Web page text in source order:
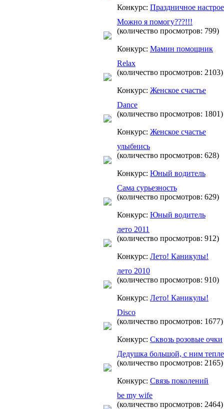
Конкурс: Праздничное
Можно я помогу???!!!
(количество просмотров: 799)
Конкурс: Мамин помощник
Relax
(количество просмотров: 2103)
Конкурс: Женское счастье
Dance
(количество просмотров: 1801)
Конкурс: Женское счастье
улыбнись
(количество просмотров: 628)
Конкурс: Юный водитель
Сама сурьезность
(количество просмотров: 629)
Конкурс: Юный водитель
лето 2011
(количество просмотров: 912)
Конкурс: Лето! Каникулы!
лето 2010
(количество просмотров: 910)
Конкурс: Лето! Каникулы!
Disco
(количество просмотров: 1677)
Конкурс: Сквозь розовые очки
Дедушка большой, с ним
(количество просмотров: 2165)
Конкурс: Связь поколений
be my wife
(количество просмотров: 2464)